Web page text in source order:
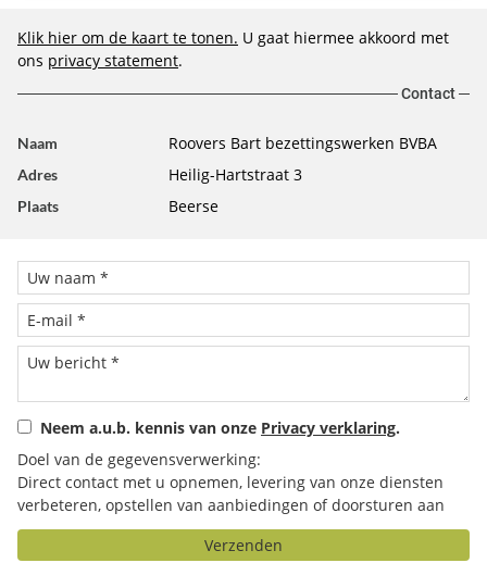
Klik hier om de kaart te tonen. U gaat hiermee akkoord met
ons privacy statement.
Contact
Naam Roovers Bart bezettingswerken BVBA
Adres Heilig-Hartstraat 3
Plaats Beerse
Neem a.u.b. kennis van onze Privacy verklaring.
Doel van de gegevensverwerking:
Direct contact met u opnemen, levering van onze diensten
verbeteren, opstellen van aanbiedingen of doorsturen aan
het door u geselecteerde bedrijf.
Verzenden